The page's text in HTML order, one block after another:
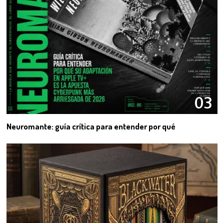
03
Neuromante: guía crítica para entender por qué